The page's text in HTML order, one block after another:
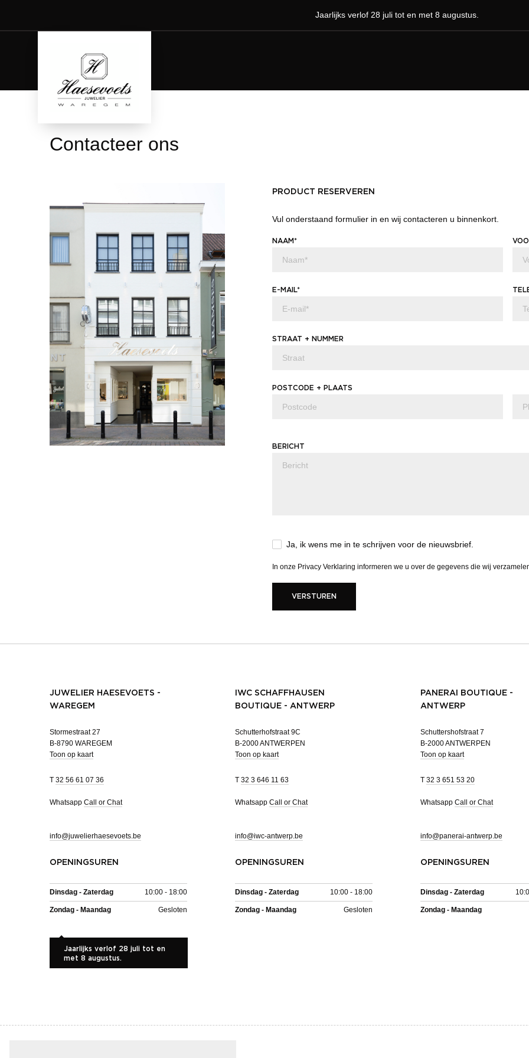
Jaarlijks verlof 28 juli tot en met 8 augustus.
Contacteer ons
PRODUCT RESERVEREN
Vul onderstaand formulier in en wij contacteren u binnenkort.
NAAM*
E-MAIL*
STRAAT + NUMMER
POSTCODE + PLAATS
BERICHT
Ja, ik wens me in te schrijven voor de nieuwsbrief.
In onze Privacy Verklaring informeren we u over de gegevens die wij
VERSTUREN
JUWELIER HAESEVOETS -
WAREGEM
Stormestraat 27
B-8790 WAREGEM
Toon op kaart
T 32 56 61 07 36
Whatsapp Call or Chat
info@juwelierhaesevoets.be
OPENINGSUREN
Dinsdag - Zaterdag 10:00 - 18:00
Zondag - Maandag Gesloten
Jaarlijks verlof 28 juli tot en
met 8 augustus.
IWC SCHAFFHAUSEN
BOUTIQUE - ANTWERP
Schutterhofstraat 9C
B-2000 ANTWERPEN
Toon op kaart
T 32 3 646 11 63
Whatsapp Call or Chat
info@iwc-antwerp.be
OPENINGSUREN
Dinsdag - Zaterdag 10:00 - 18:00
Zondag - Maandag Gesloten
PANERAI BOUTIQUE -
ANTWERP
Schuttershofstraat 7
B-2000 ANTWERPEN
Toon op kaart
T 32 3 651 53 20
Whatsapp Call or Chat
info@panerai-antwerp.be
OPENINGSUREN
Dinsdag - Zaterdag
Zondag - Maandag